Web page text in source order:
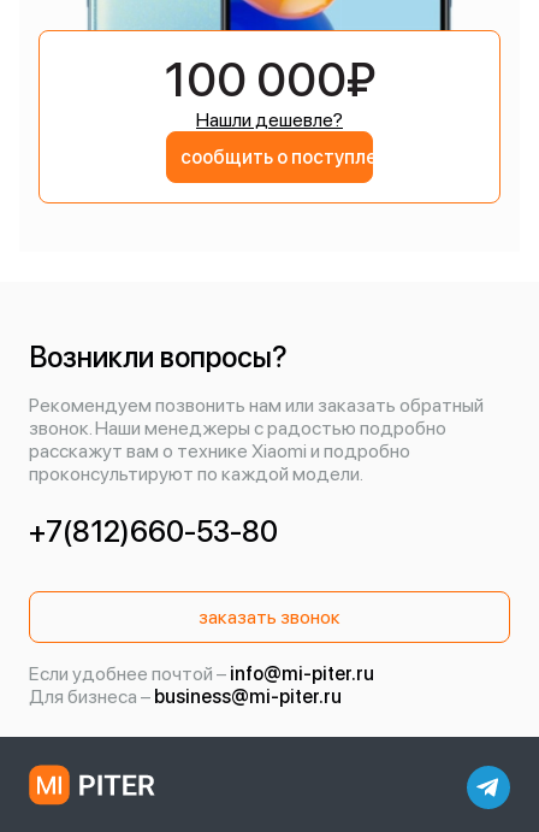
100 000₽
Нашли дешевле?
сообщить о поступлении
Возникли вопросы?
Рекомендуем позвонить нам или заказать обратный
звонок. Наши менеджеры с радостью подробно
расскажут вам о технике Xiaomi и подробно
проконсультируют по каждой модели.
+7(812)660-53-80
заказать звонок
Если удобнее почтой – info@mi-piter.ru
Для бизнеса – business@mi-piter.ru